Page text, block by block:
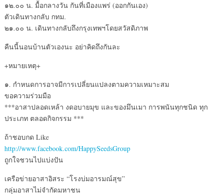
๑๒.๐๐ น. มื้อกลางวัน กันที่เมืองแพร่ (ออกกันเอง)
ตัวเดินทางกลับ กทม.
๒๑.๐๐ น. เดินทางกลับถึงกรุงเทพฯโดยสวัสดิภาพ
คืนนี้นอนบ้านตัวเองนะ อย่าคิดถึงกันละ
+หมายเหตุ+
๑. กำหนดการอาจมีการเปลี่ยนแปลงตามความเหมาะสม
ขอความร่วมมือ
***อาสาปลอดเหล้า งดอบายมุข และของมึนเมา การพนันทุกชนิด ทุก
ประเภท ตลอดกิจกรรม ***
ถ้าชอบกด Like
http://www.facebook.com/HappySeedsGroup
ถูกใจชวนไปแบ่งปัน
เครือข่ายอาสาอิสระ “โรงบ่มอารมณ์สุข”
กลุ่มอาสาไม่จำกัดมหาชน